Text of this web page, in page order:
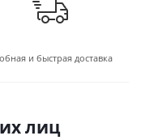
и быстрая доставка
лиц